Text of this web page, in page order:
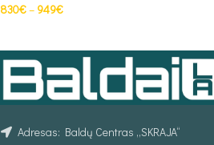
830€– 949€
Adresas: Baldų Centras „SKRAJA“